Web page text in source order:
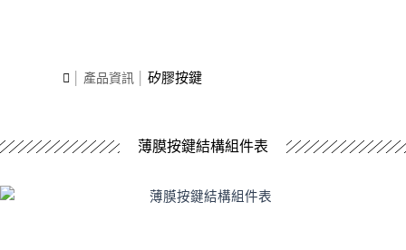
產品資訊 矽膠按鍵
薄膜按鍵結構組件表